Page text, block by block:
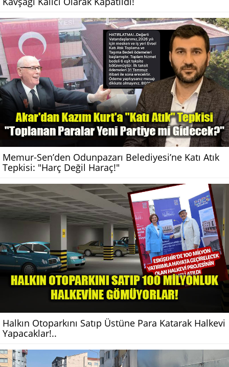
Memur-Sen’den Odunpazarı Belediyesi’ne Katı Atık
Tepkisi: "Harç Değil Haraç!"
Halkın Otoparkını Satıp Üstüne Para Katarak Halkevi
Yapacaklar!..